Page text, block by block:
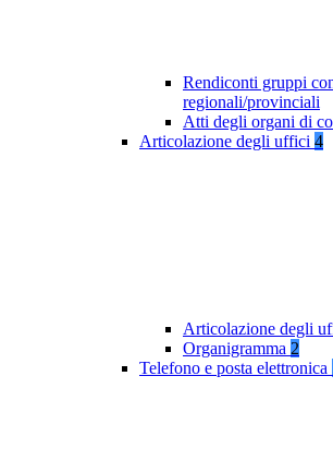
Rendiconti gruppi
regionali/provinciali
Atti degli organi di
Articolazione degli uffici 4
Articolazione degli
Organigramma 2
Telefono e posta elettronica